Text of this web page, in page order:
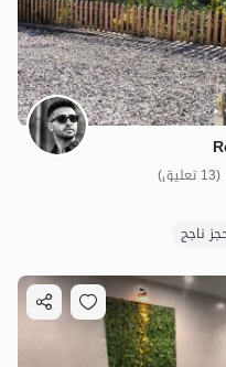
(13 تعليق)